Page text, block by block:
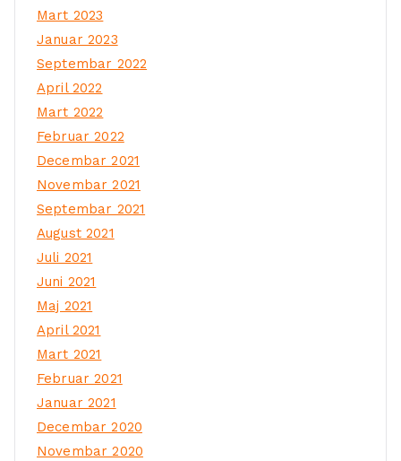
Mart 2023
Januar 2023
Septembar 2022
April 2022
Mart 2022
Februar 2022
Decembar 2021
Novembar 2021
Septembar 2021
August 2021
Juli 2021
Juni 2021
Maj 2021
April 2021
Mart 2021
Februar 2021
Januar 2021
Decembar 2020
Novembar 2020